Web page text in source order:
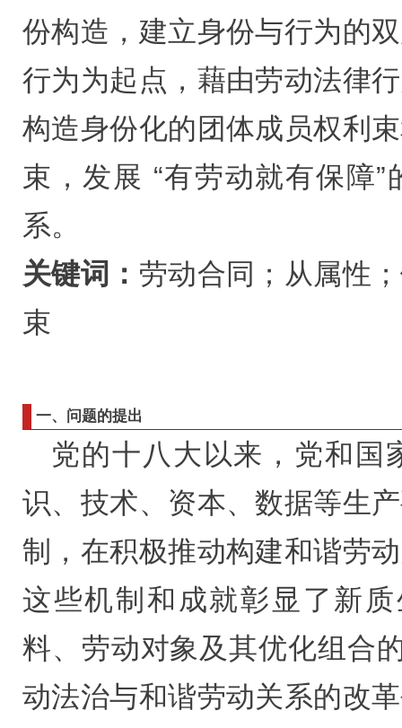
份构造，建立身份与行为的
行为为起点，藉由劳动法律
构造身份化的团体成员权利
束，发展 “有劳动就有保障
系。
关键词： 劳动合同；从属性
束
一、问题的提出
党的十八大以来，党和国
识、技术、资本、数据等生
制，在积极推动构建和谐劳
这些机制和成就彰显了新
料、劳动对象及其优化组合
动法治与和谐劳动关系的改